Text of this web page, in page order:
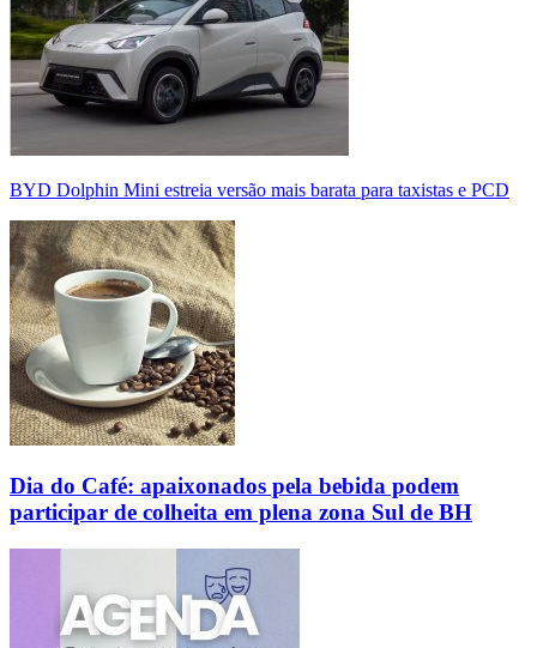
BYD Dolphin Mini estreia versão mais barata para taxistas e PCD
Dia do Café: apaixonados pela bebida podem
participar de colheita em plena zona Sul de BH